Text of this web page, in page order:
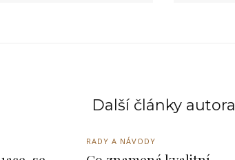
Další články autora
RADY A NÁVODY